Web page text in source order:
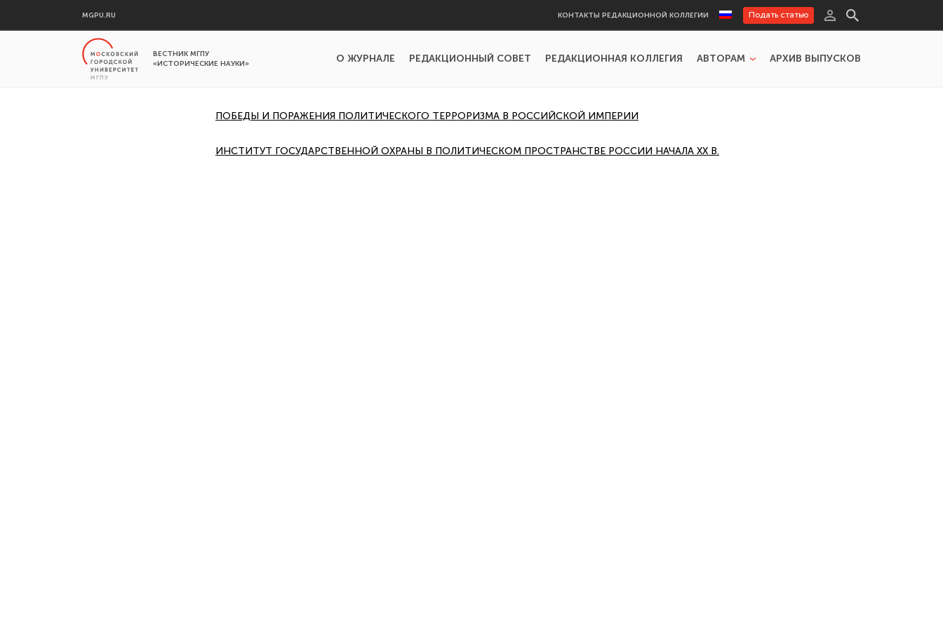
MGPU.RU КОНТАКТЫ РЕДАКЦИОННОЙ КОЛЛЕГИИ Подать статью
ВЕСТНИК МГПУ
«ИСТОРИЧЕСКИЕ НАУКИ»
О ЖУРНАЛЕ РЕДАКЦИОННЫЙ СОВЕТ РЕДАКЦИОННАЯ КОЛЛЕГИЯ АВТОРАМ АРХИВ ВЫПУСКОВ
ПОБЕДЫ И ПОРАЖЕНИЯ ПОЛИТИЧЕСКОГО ТЕРРОРИЗМА В РОССИЙСКОЙ ИМПЕРИИ
ИНСТИТУТ ГОСУДАРСТВЕННОЙ ОХРАНЫ В ПОЛИТИЧЕСКОМ ПРОСТРАНСТВЕ РОССИИ НАЧАЛА XX В.